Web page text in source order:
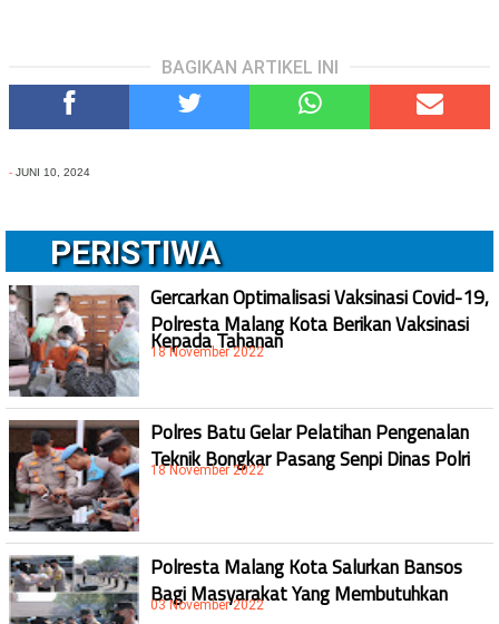
BAGIKAN ARTIKEL INI
- JUNI 10, 2024
PERISTIWA
Gercarkan Optimalisasi Vaksinasi Covid-19,
Polresta Malang Kota Berikan Vaksinasi
Kepada Tahanan
18 November 2022
Polres Batu Gelar Pelatihan Pengenalan
Teknik Bongkar Pasang Senpi Dinas Polri
18 November 2022
Polresta Malang Kota Salurkan Bansos
Bagi Masyarakat Yang Membutuhkan
03 November 2022